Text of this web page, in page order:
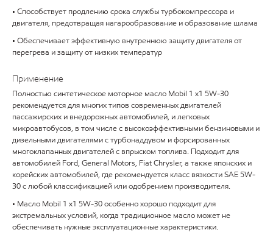
• Способствует продлению срока службы турбокомпрессора и
двигателя, предотвращая нагарообразование и образование шлама
• Обеспечивает эффективную внутреннюю защиту двигателя от
перегрева и защиту от низких температур
Применение
Полностью синтетическое моторное масло Mobil 1 x1 5W-30
рекомендуется для многих типов современных двигателей
пассажирских и внедорожных автомобилей, и легковых
микроавтобусов, в том числе с высокоэффективными бензиновыми и
дизельными двигателями с турбонаддувом и форсированных
многоклапанных двигателей с впрыском топлива. Подходит для
автомобилей Ford, General Motors, Fiat Chrysler, а также японских и
корейских автомобилей, где рекомендуется класс вязкости SAE 5W-
30 с любой классификацией или одобрением производителя.
• Масло Mobil 1 x1 5W-30 особенно хорошо подходит для
экстремальных условий, когда традиционное масло может не
обеспечивать нужные эксплуатационные характеристики.